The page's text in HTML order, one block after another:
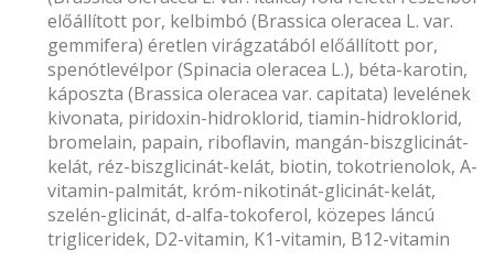
előállított por, kelbimbó (Brassica oleracea L. var.
gemmifera) éretlen virágzatából előállított por,
spenótlevélpor (Spinacia oleracea L.), béta-karotin,
káposzta (Brassica oleracea var. capitata) levelének
kivonata, piridoxin-hidroklorid, tiamin-hidroklorid,
bromelain, papain, riboflavin, mangán-biszglicinát-
kelát, réz-biszglicinát-kelát, biotin, tokotrienolok, A-
vitamin-palmitát, króm-nikotinát-glicinát-kelát,
szelén-glicinát, d-alfa-tokoferol, közepes láncú
trigliceridek, D2-vitamin, K1-vitamin, B12-vitamin